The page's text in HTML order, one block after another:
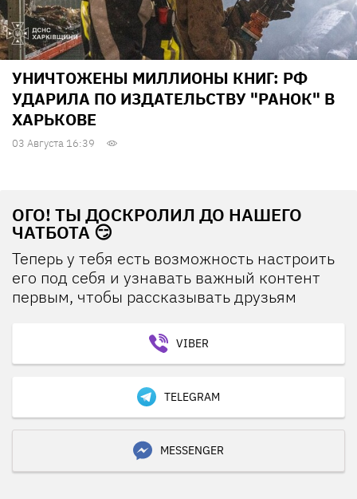
УНИЧТОЖЕНЫ МИЛЛИОНЫ КНИГ: РФ
УДАРИЛА ПО ИЗДАТЕЛЬСТВУ "РАНОК" В
ХАРЬКОВЕ
03 Августа 16:39
ОГО! ТЫ ДОСКРОЛИЛ ДО НАШЕГО
ЧАТБОТА 😏
Теперь у тебя есть возможность настроить
его под себя и узнавать важный контент
первым, чтобы рассказывать друзьям
VIBER
TELEGRAM
MESSENGER